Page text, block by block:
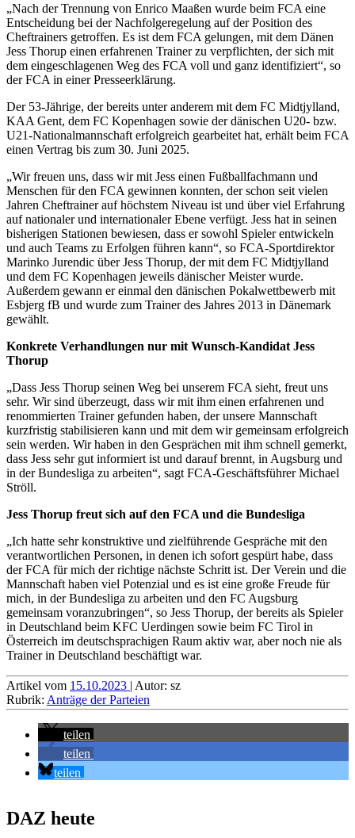
„Nach der Trennung von Enrico Maaßen wurde beim FCA eine
Entscheidung bei der Nachfolgeregelung auf der Position des
Cheftrainers getroffen. Es ist dem FCA gelungen, mit dem Dänen
Jess Thorup einen erfahrenen Trainer zu verpflichten, der sich mit
dem eingeschlagenen Weg des FCA voll und ganz identifiziert“, so
der FCA in einer Presseerklärung.
Der 53-Jährige, der bereits unter anderem mit dem FC Midtjylland,
KAA Gent, dem FC Kopenhagen sowie der dänischen U20- bzw.
U21-Nationalmannschaft erfolgreich gearbeitet hat, erhält beim FCA
einen Vertrag bis zum 30. Juni 2025.
„Wir freuen uns, dass wir mit Jess einen Fußballfachmann und
Menschen für den FCA gewinnen konnten, der schon seit vielen
Jahren Cheftrainer auf höchstem Niveau ist und über viel Erfahrung
auf nationaler und internationaler Ebene verfügt. Jess hat in seinen
bisherigen Stationen bewiesen, dass er sowohl Spieler entwickeln
und auch Teams zu Erfolgen führen kann“, so FCA-Sportdirektor
Marinko Jurendic über Jess Thorup, der mit dem FC Midtjylland
und dem FC Kopenhagen jeweils dänischer Meister wurde.
Außerdem gewann er einmal den dänischen Pokalwettbewerb mit
Esbjerg fB und wurde zum Trainer des Jahres 2013 in Dänemark
gewählt.
Konkrete Verhandlungen nur mit Wunsch-Kandidat Jess
Thorup
„Dass Jess Thorup seinen Weg bei unserem FCA sieht, freut uns
sehr. Wir sind überzeugt, dass wir mit ihm einen erfahrenen und
renommierten Trainer gefunden haben, der unsere Mannschaft
kurzfristig stabilisieren kann und mit dem wir gemeinsam erfolgreich
sein werden. Wir haben in den Gesprächen mit ihm schnell gemerkt,
dass Jess sehr gut informiert ist und darauf brennt, in Augsburg und
in der Bundesliga zu arbeiten“, sagt FCA-Geschäftsführer Michael
Ströll.
Jess Thorup freut sich auf den FCA und die Bundesliga
„Ich hatte sehr konstruktive und zielführende Gespräche mit den
verantwortlichen Personen, in denen ich sofort gespürt habe, dass
der FCA für mich der richtige nächste Schritt ist. Der Verein und die
Mannschaft haben viel Potenzial und es ist eine große Freude für
mich, in der Bundesliga zu arbeiten und den FC Augsburg
gemeinsam voranzubringen“, so Jess Thorup, der bereits als Spieler
in Deutschland beim KFC Uerdingen sowie beim FC Tirol in
Österreich im deutschsprachigen Raum aktiv war, aber noch nie als
Trainer in Deutschland beschäftigt war.
Artikel vom 15.10.2023 | Autor: sz
Rubrik: Anträge der Parteien
teilen
teilen
teilen
DAZ heute